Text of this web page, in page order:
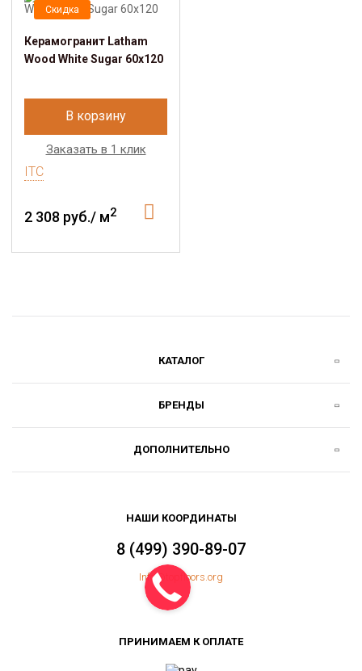
Скидка
Керамогранит Latham
Wood White Sugar 60х120
В корзину
Заказать в 1 клик
ITC
2 308 руб./ м2
КАТАЛОГ
БРЕНДЫ
ДОПОЛНИТЕЛЬНО
НАШИ КООРДИНАТЫ
8 (499) 390-89-07
Info@topfloors.org
ПРИНИМАЕМ К ОПЛАТЕ